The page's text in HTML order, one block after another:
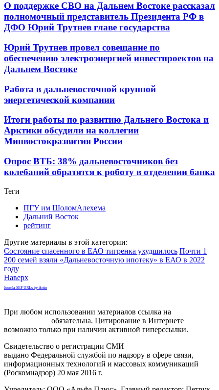
О поддержке СВО на Дальнем Востоке рассказал
полномочный представитель Президента РФ в
ДФО Юрий Трутнев главе государства
Юрий Трутнев провел совещание по
обеспечению электроэнергией инвестпроектов на
Дальнем Востоке
Работа в дальневосточной крупной
энергетической компании
Итоги работы по развитию Дальнего Востока и
Арктики обсудили на коллегии
Минвостокразвития России
Опрос ВТБ: 38% дальневосточников без
колебаний обратятся к роботу в отделении банка
Теги
ПГУ им ШоломАлехема
Дальний Восток
рейтинг
Другие материалы в этой категории:
Состояние спасенного в ЕАО тигренка ухудшилось Почти 1
200 семей взяли «Дальневосточную ипотеку» в ЕАО в 2022
году
Наверх
Joomla SEF URLs by Artio
При любом использовании материалов ссылка на
обязательна. Цитирование в Интернете
возможно только при наличии активной гиперссылки.
Свидетельство о регистрации СМИ
выдано Федеральной службой по надзору в сфере связи,
информационных технологий и массовых коммуникаций
(Роскомнадзор) 20 мая 2016 г.